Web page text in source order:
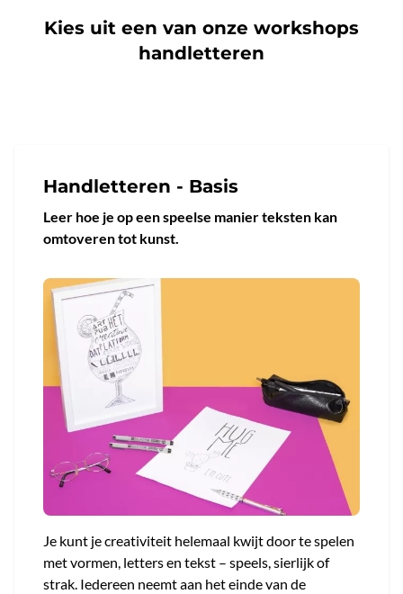
Kies uit een van onze workshops
handletteren
Handletteren - Basis
Leer hoe je op een speelse manier teksten kan
omtoveren tot kunst.
Je kunt je creativiteit helemaal kwijt door te spelen
met vormen, letters en tekst – speels, sierlijk of
strak. Iedereen neemt aan het einde van de